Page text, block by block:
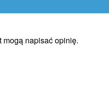
napisać opinię.